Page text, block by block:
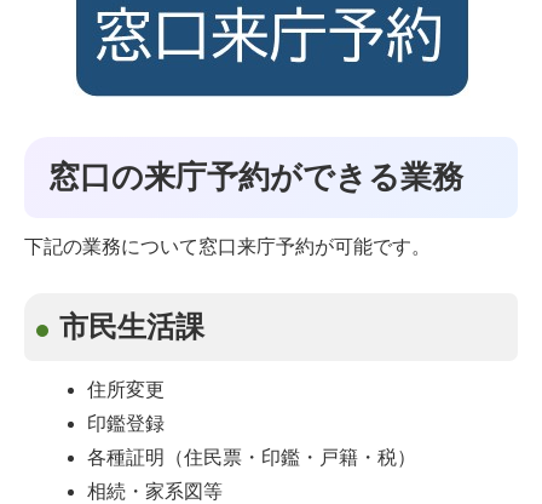
窓口の来庁予約ができる業務
下記の業務について窓口来庁予約が可能です。
市民生活課
住所変更
印鑑登録
各種証明（住民票・印鑑・戸籍・税）
相続・家系図等